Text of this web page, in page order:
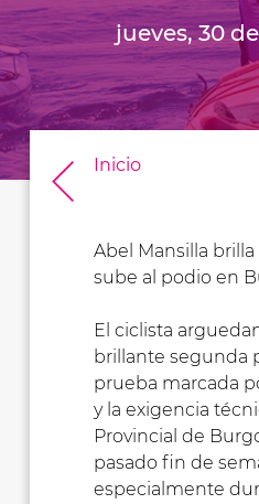
jueves, 30
Inicio
Abel Mansilla brilla
sube al podio en
El ciclista
brillante segunda
prueba marcada
y la exigencia
Provincial de
pasado fin de
especialmente